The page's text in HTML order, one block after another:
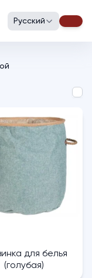
Русский
для белья
(голубая)